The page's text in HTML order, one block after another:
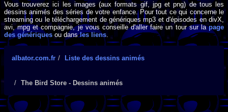
Vous trouverez ici les images (aux formats gif, jpg et png) de tous les
dessins animés des séries de votre enfance. Pour tout ce qui concerne le
streaming ou le téléchargement de génériques mp3 et d'épisodes en divX,
avi, mpg et compagnie, je vous conseille d'aller faire un tour sur lapage
des génériques ou dansles liens.
albator.com.fr Liste des dessins animés
The Bird Store - Dessins animés